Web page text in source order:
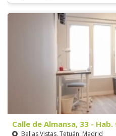
Calle de Almansa, 33 -
Bellas Vistas, Tetuán, Madrid